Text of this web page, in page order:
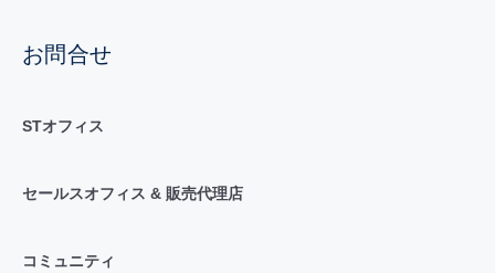
お問合せ
STオフィス
セールスオフィス & 販売代理店
コミュニティ